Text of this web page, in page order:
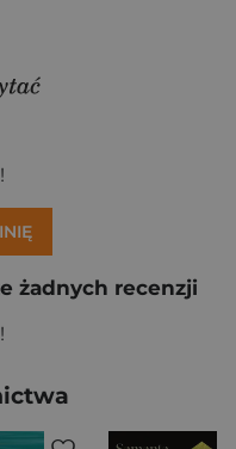
żadnych recenzji